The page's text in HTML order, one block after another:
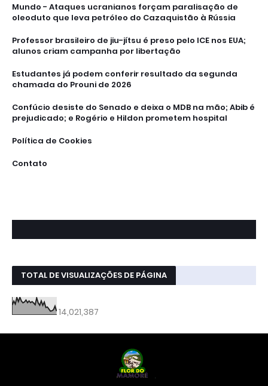
Mundo - Ataques ucranianos forçam paralisação de
oleoduto que leva petróleo do Cazaquistão à Rússia
Professor brasileiro de jiu-jítsu é preso pelo ICE nos EUA;
alunos criam campanha por libertação
Estudantes já podem conferir resultado da segunda
chamada do Prouni de 2026
Confúcio desiste do Senado e deixa o MDB na mão; Abib é
prejudicado; e Rogério e Hildon prometem hospital
Política de Cookies
Contato
TOTAL DE VISUALIZAÇÕES DE PÁGINA
14,021,387